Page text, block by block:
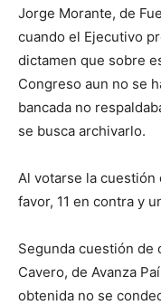
Jorge Morante, de
cuando el Ejecutivo
dictamen que sobre
Congreso aun no se
bancada no
se busca archivarlo.
Al votarse la
favor, 11 en contra y
Segunda cuestión de
Cavero, de Avanza
obtenida no se